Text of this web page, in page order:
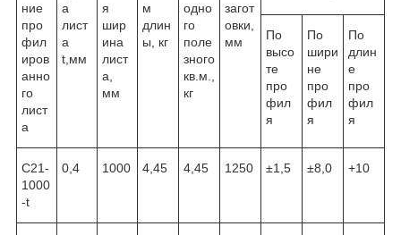
ние
про
фил
иров
анно
го
лист
а
а
лист
а
t,мм
я
шир
ина
лист
а,
мм
м
длин
ы, кг
одно
го
поле
зного
кв.м.,
кг
загот
овки,
мм
По
высо
те
про
фил
я
По
шири
не
про
фил
я
По
длин
е
про
фил
я
С21-
1000
-t
0,4 1000 4,45 4,45 1250 ±1,5 ±8,0 +10